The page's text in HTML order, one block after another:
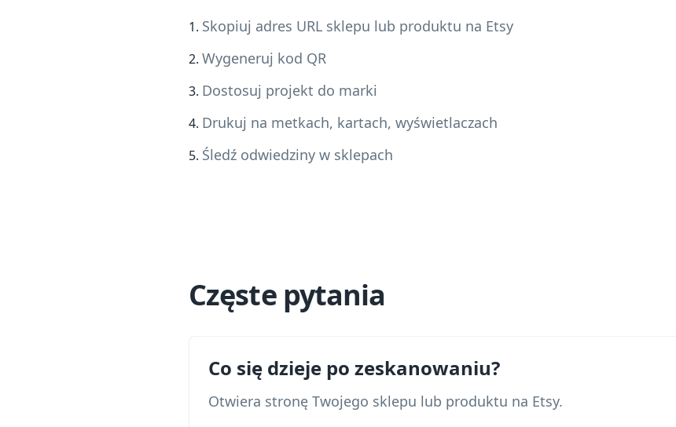
Skopiuj adres URL sklepu lub produktu na Etsy
Wygeneruj kod QR
Dostosuj projekt do marki
Drukuj na metkach, kartach, wyświetlaczach
Śledź odwiedziny w sklepach
Częste pytania
Co się dzieje po zeskanowaniu?
Otwiera stronę Twojego sklepu lub produktu na Etsy.